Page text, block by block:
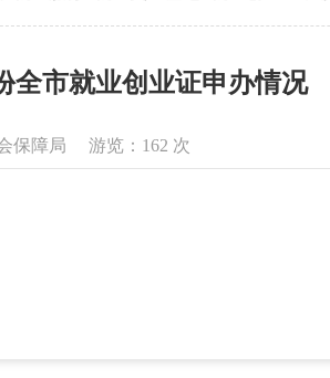
全市就业创业证申办情况
保障局 游览： 162 次